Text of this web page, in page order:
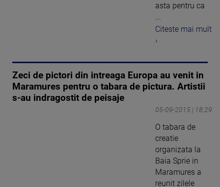
asta pentru ca
...
Citeste mai mult
›
Zeci de pictori din intreaga Europa au venit in
Maramures pentru o tabara de pictura. Artistii
s-au indragostit de peisaje
05-09-2015 | 18:29
O tabara de
creatie
organizata la
Baia Sprie in
Maramures a
reunit zilele